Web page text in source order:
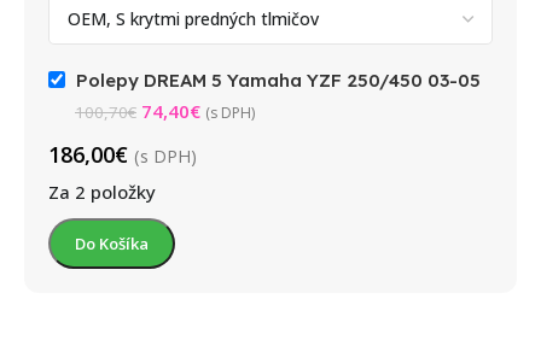
Polepy DREAM 5 Yamaha YZF 250/450 03-05
100,70€ 74,40€ (s DPH)
186,00€ (s DPH)
Za 2 položky
Do Košíka